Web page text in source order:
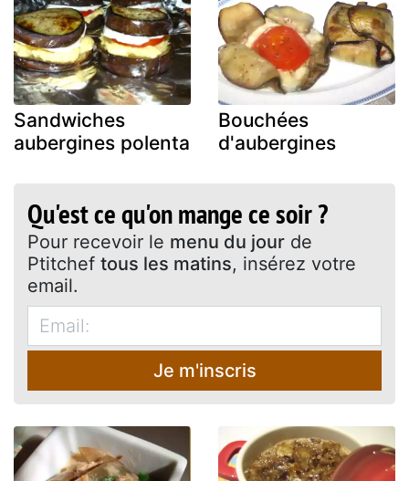
Sandwiches
aubergines polenta
Bouchées
d'aubergines
Qu'est ce qu'on mange ce soir ?
Pour recevoir le menu du jour de
Ptitchef tous les matins, insérez votre
email.
Je m'inscris